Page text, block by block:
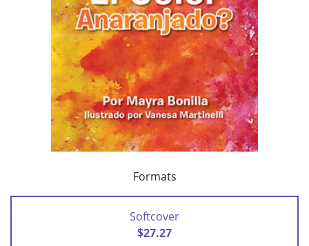
Formats
Softcover
$27.27